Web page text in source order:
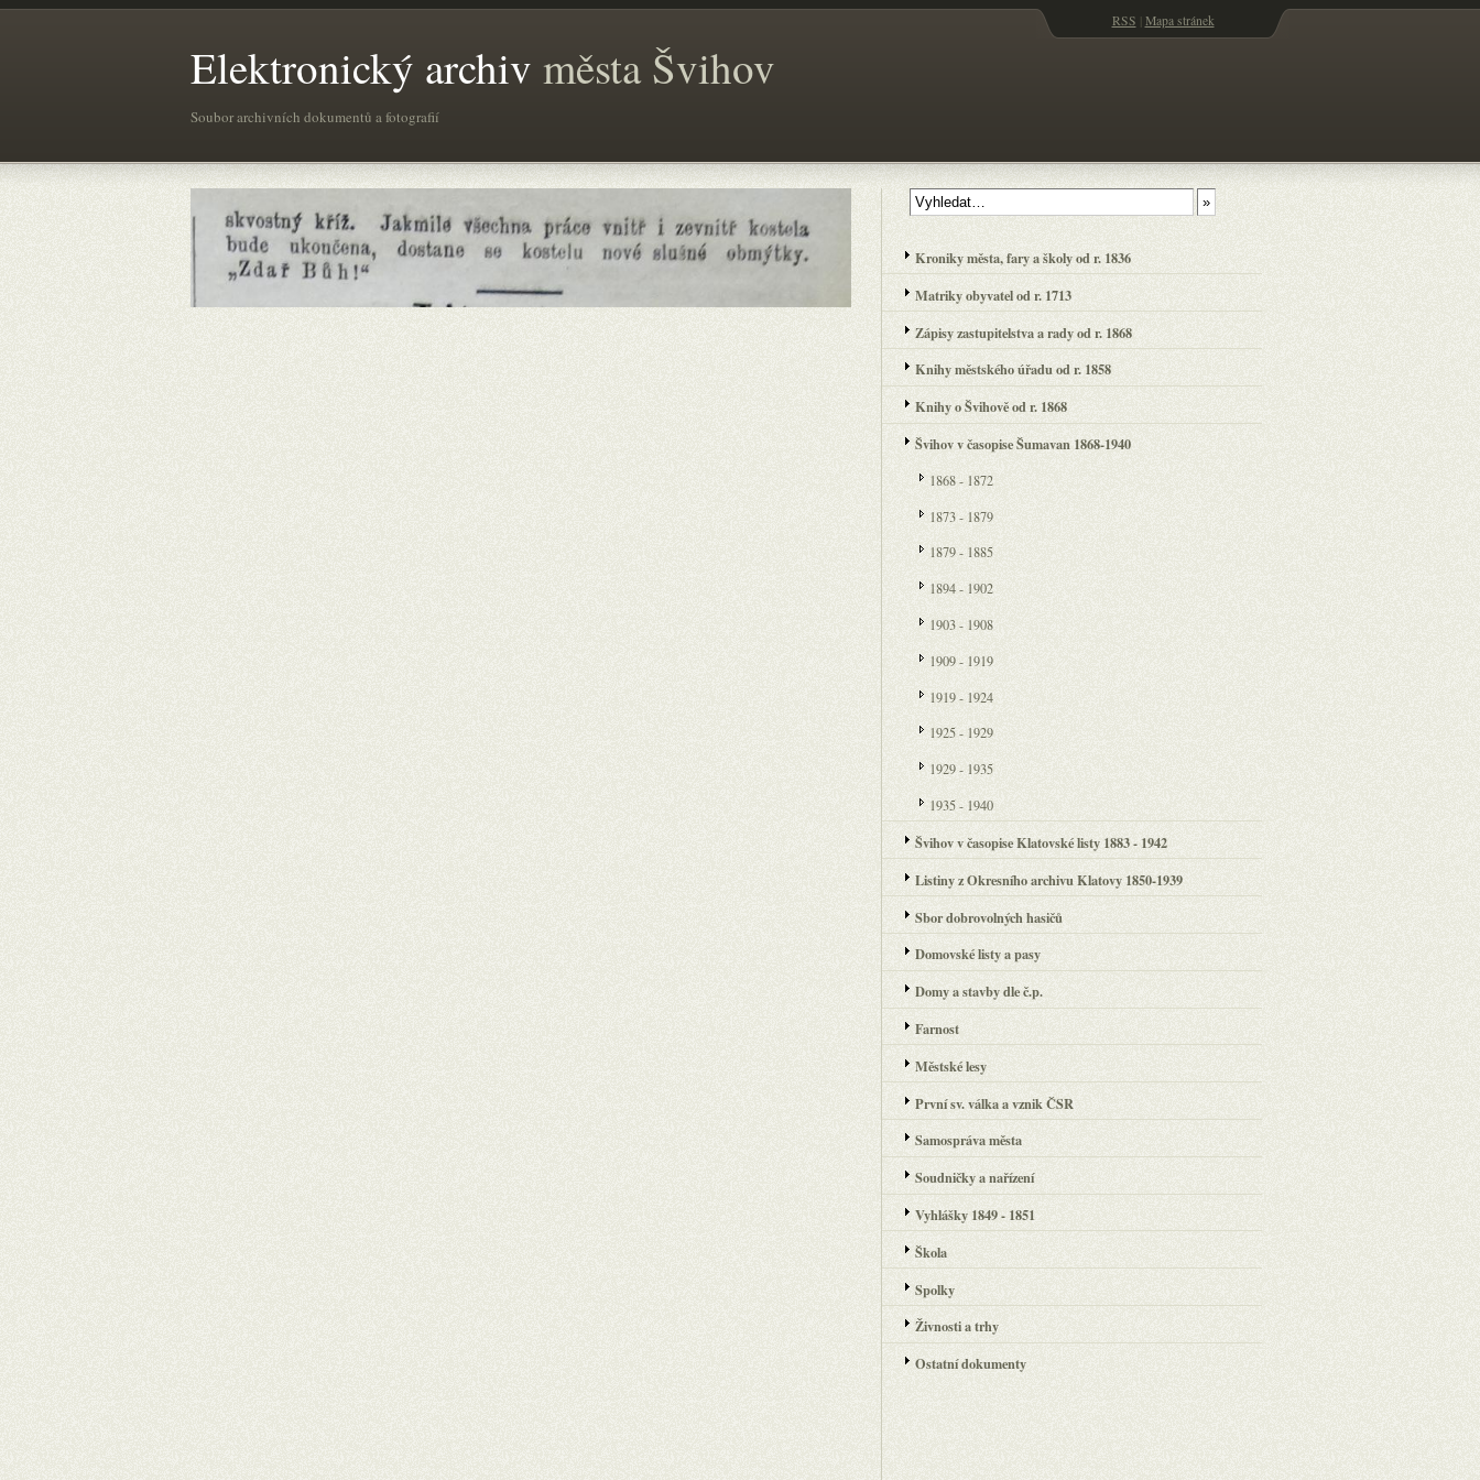
RSS | Mapa stránek
Elektronický archiv města Švihov
Soubor archivních dokumentů a fotografií
Kroniky města, fary a školy od r. 1836
Matriky obyvatel od r. 1713
Zápisy zastupitelstva a rady od r. 1868
Knihy městského úřadu od r. 1858
Knihy o Švihově od r. 1868
Švihov v časopise Šumavan 1868-1940
1868 - 1872
1873 - 1879
1879 - 1885
1894 - 1902
1903 - 1908
1909 - 1919
1919 - 1924
1925 - 1929
1929 - 1935
1935 - 1940
Švihov v časopise Klatovské listy 1883 - 1942
Listiny z Okresního archivu Klatovy 1850-1939
Sbor dobrovolných hasičů
Domovské listy a pasy
Domy a stavby dle č.p.
Farnost
Městské lesy
První sv. válka a vznik ČSR
Samospráva města
Soudničky a nařízení
Vyhlášky 1849 - 1851
Škola
Spolky
Živnosti a trhy
Ostatní dokumenty